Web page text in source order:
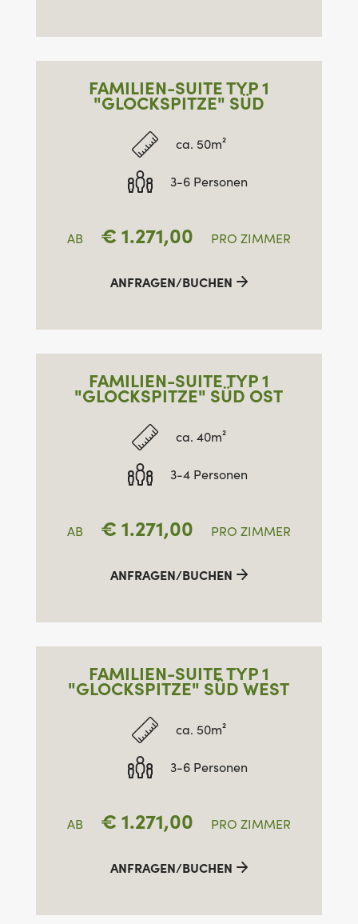
FAMILIEN-SUITE TYP 1
"GLOCKSPITZE" SÜD
ca. 50m²
3-6 Personen
AB € 1.271,00 PRO ZIMMER
ANFRAGEN/BUCHEN
FAMILIEN-SUITE TYP 1
"GLOCKSPITZE" SÜD OST
ca. 40m²
3-4 Personen
AB € 1.271,00 PRO ZIMMER
ANFRAGEN/BUCHEN
FAMILIEN-SUITE TYP 1
"GLOCKSPITZE" SÜD WEST
ca. 50m²
3-6 Personen
AB € 1.271,00 PRO ZIMMER
ANFRAGEN/BUCHEN